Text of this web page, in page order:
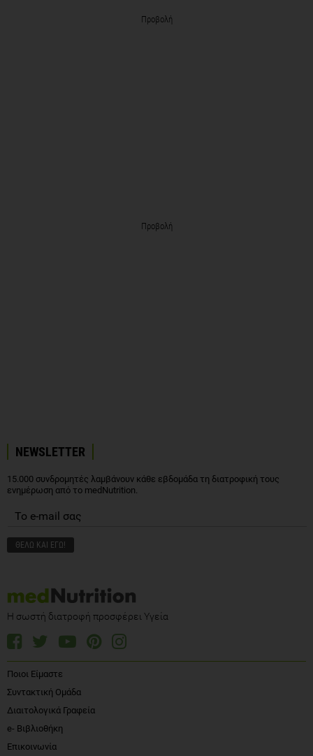
Προβολή
Προβολή
NEWSLETTER
15.000 συνδρομητές λαμβάνουν κάθε εβδομάδα τη διατροφική τους
ενημέρωση από το medNutrition.
Η σωστή διατροφή προσφέρει Υγεία
Ποιοι Είμαστε
Συντακτική Ομάδα
Διαιτολογικά Γραφεία
e- Βιβλιοθήκη
Επικοινωνία